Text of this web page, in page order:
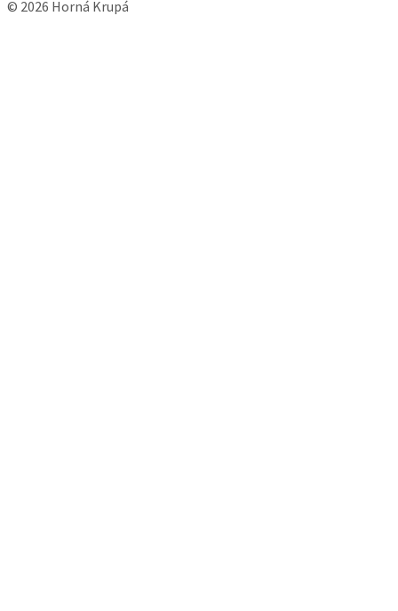
© 2026 Horná Krupá